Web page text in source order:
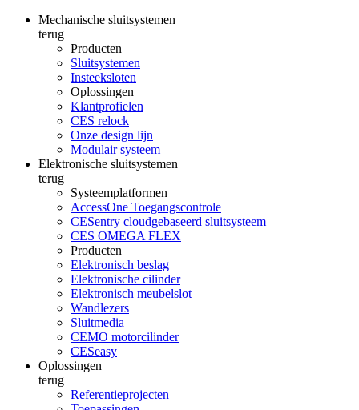
Mechanische sluitsystemen
terug
Producten
Sluitsystemen
Insteeksloten
Oplossingen
Klantprofielen
CES relock
Onze design lijn
Modulair systeem
Elektronische sluitsystemen
terug
Systeemplatformen
AccessOne Toegangscontrole
CESentry cloudgebaseerd sluitsysteem
CES OMEGA FLEX
Producten
Elektronisch beslag
Elektronische cilinder
Elektronisch meubelslot
Wandlezers
Sluitmedia
CEMO motorcilinder
CESeasy
Oplossingen
terug
Referentieprojecten